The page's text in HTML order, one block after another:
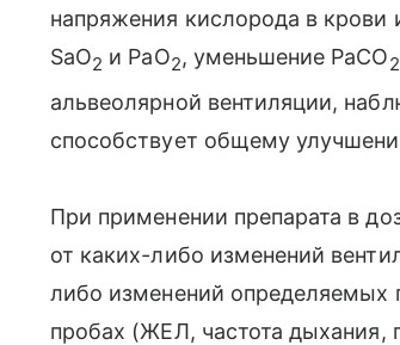
напряжения кислорода в крови
SaO2 и PaO2, уменьшение PaCO2
альвеолярной вентиляции,
способствует общему
При применении препарата в
от каких-либо изменений
либо изменений определяемых
пробах (ЖЕЛ, частота дыхания,